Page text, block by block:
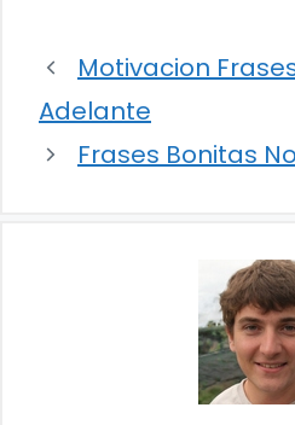
Motivacion
Adelante
Frases Bonitas